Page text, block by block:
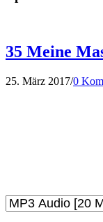
35 Meine
25. März 2017/0